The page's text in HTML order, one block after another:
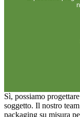
Sì, possiamo
soggetto. Il nostro
packaging su misura